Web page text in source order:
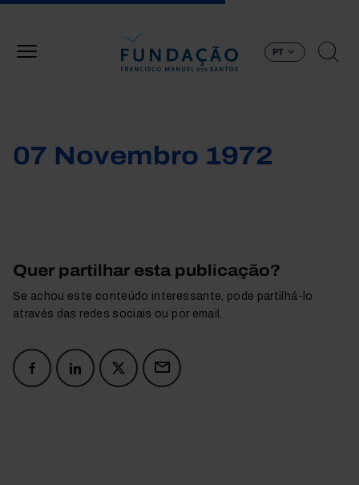
PT
07 Novembro 1972
Quer partilhar esta publicação?
Se achou este conteúdo interessante, pode partilhá-lo
através das redes sociais ou por email.